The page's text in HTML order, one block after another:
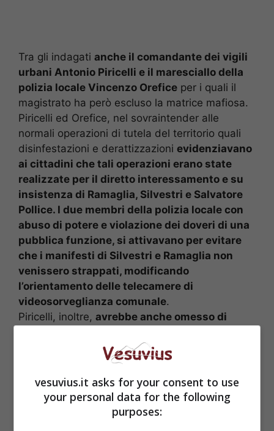
Tra gli indagati anche il comandante dei vigili
urbani Antonio Piricelli e il maresciallo della
polizia locale Vincenzo Orefice per i quali il
magistrato ha però escluso la matrice mafiosa.
Piricelli ed Orefice, nel sovraintender alle
normali operazioni di tutela del territorio quali
disinfestazioni e derattizzazioni evidenziavano
ai cittadini che tali operazioni erano state
realizzate per il diretto interessamento e su
insistenza di Ramaglia, Silvestri e Salvatore
Pollice. I due membri della polizia locale con
abuso di potere e violazione dei doveri di una
pubblica funzione, si attivavano per evitare
che i manifesti di Silvestri e Ramaglia non
venissero strappati, modificando
l’orientamento delle telecamere di
videosorveglianza comunale.
Piricelli, inoltre, avrebbe anche omesso di
che una elettrice aveva ricevuto dai
sostenitori di Silvestri.
vesuvius.it asks for your consent to use
your personal data for the following
purposes: